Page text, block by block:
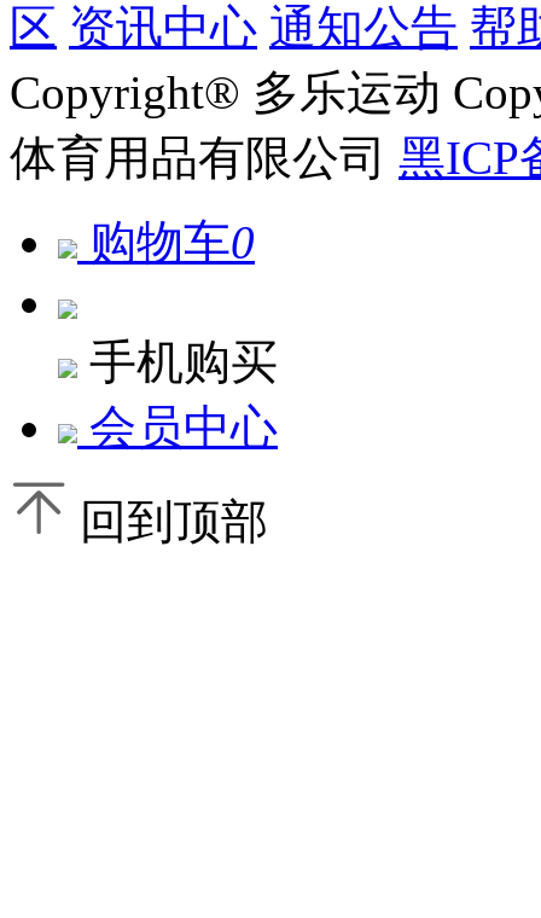
区 资讯中心 通知公告 帮
Copyright® 多乐运动
体育用品有限公司 黑ICP
购物车0
手机购买
会员中心
回到顶部